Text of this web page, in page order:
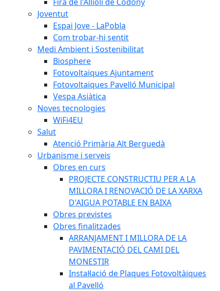
Joventut
Espai Jove - LaPobla
Com trobar-hi sentit
Medi Ambient i Sostenibilitat
Biosphere
Fotovoltaiques Ajuntament
Fotovoltaiques Pavelló Municipal
Vespa Asiàtica
Noves tecnologies
WiFi4EU
Salut
Atenció Primària Alt Berguedà
Urbanisme i serveis
Obres en curs
PROJECTE CONSTRUCTIU PER A LA
MILLORA I RENOVACIÓ DE LA XARXA
D'AIGUA POTABLE EN BAIXA
Obres previstes
Obres finalitzades
ARRANJAMENT I MILLORA DE LA
PAVIMENTACIÓ DEL CAMI DEL
MONESTIR
Instal·lació de Plaques Fotovoltàiques
al Pavelló